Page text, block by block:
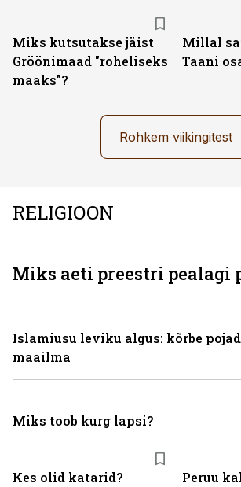
Miks kutsutakse jäist
Gröönimaad "roheliseks
maaks"?
Millal
Taani
Rohkem viikingitest
RELIGIOON
Kes olid katarid?
Peruu
Miks aeti preestri pealagi
Islamiusu leviku algus: kõrbe
maailma
Miks toob kurg lapsi?